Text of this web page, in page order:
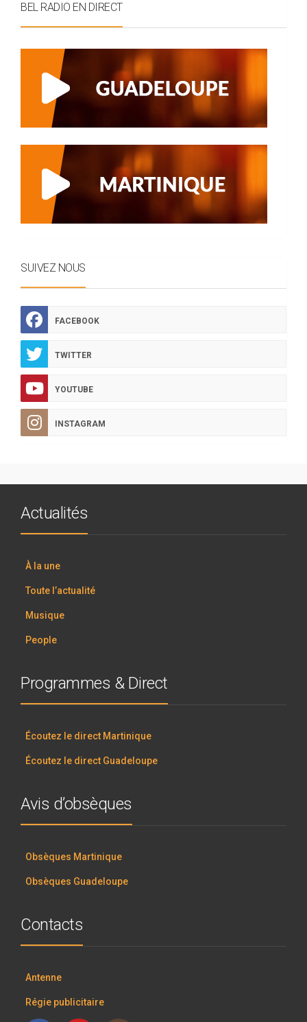
BEL RADIO EN DIRECT
SUIVEZ NOUS
FACEBOOK
TWITTER
YOUTUBE
INSTAGRAM
Actualités
À la une
Toute l’actualité
Musique
People
Programmes & Direct
Écoutez le direct Martinique
Écoutez le direct Guadeloupe
Avis d’obsèques
Obsèques Martinique
Obsèques Guadeloupe
Contacts
Antenne
Régie publicitaire